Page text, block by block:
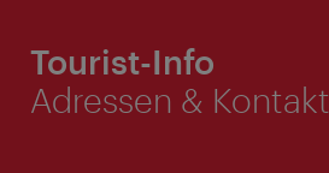
Tourist-Info
Adressen & Kontakt